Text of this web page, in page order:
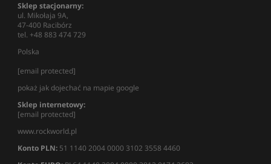
Sklep stacjonarny:
ul. Mikołaja 9A,
47-400 Racibórz
tel. +48 883 474 729
Polska
[email protected]
pokaż jak dojechać na mapie google
Sklep internetowy:
[email protected]
www.rockworld.pl
Konto PLN: 51 1140 2004 0000 3102 3558 4460